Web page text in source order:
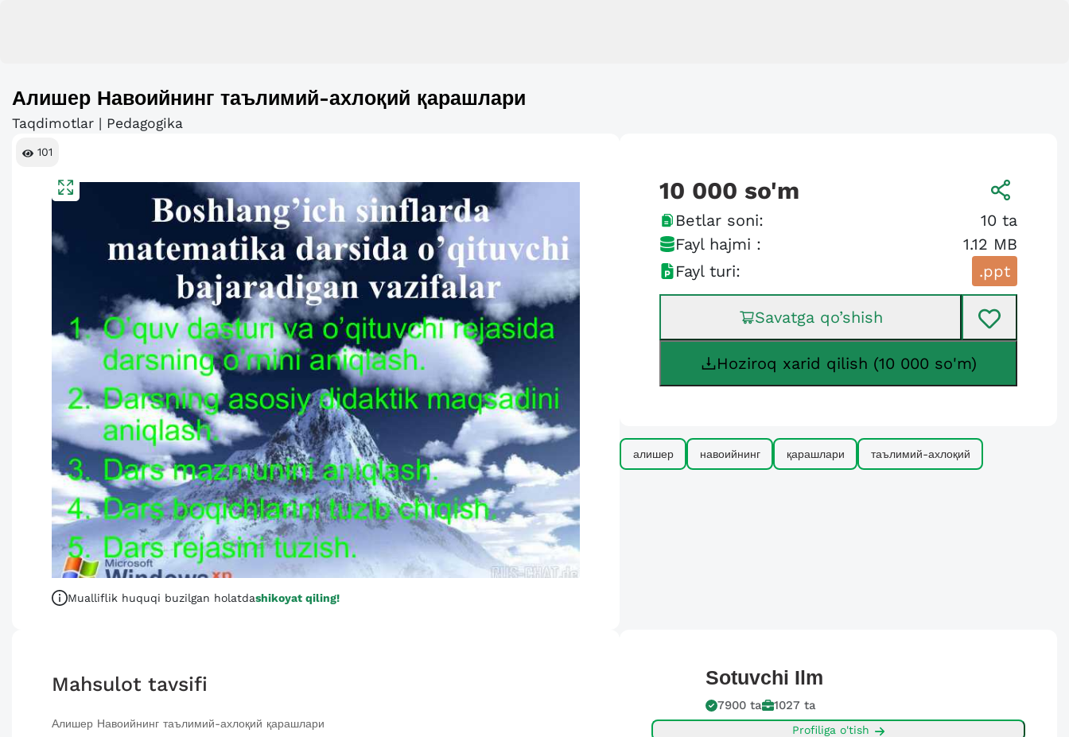
Алишер Навоийнинг таълимий-ахлоқий қарашлари
Taqdimotlar | Pedagogika
101
Mualliflik huquqi buzilgan holatdashikoyat qiling!
10 000 so'm
Betlar soni: 10 ta
Fayl hajmi :
1.12 MB
Fayl turi:
.ppt
Savatga qo’shish
Hoziroq xarid qilish (10 000 so'm)
алишер навоийнинг қарашлари таълимий-ахлоқий
Mahsulot tavsifi
Алишер Навоийнинг таълимий-ахлоқий қарашлари
Sotuvchi Ilm
7900 ta 1027 ta
Profiliga o'tish